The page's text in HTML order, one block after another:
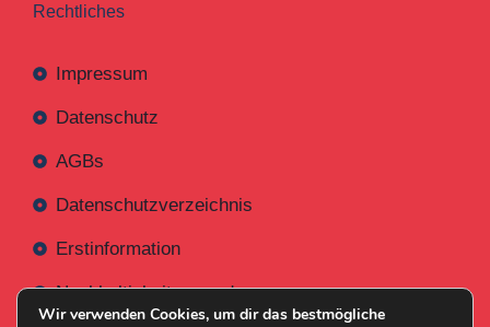
Rechtliches
Impressum
Datenschutz
AGBs
Datenschutzverzeichnis
Erstinformation
Nachhaltigkeitsverordnung
Wir verwenden Cookies, um dir das bestmögliche